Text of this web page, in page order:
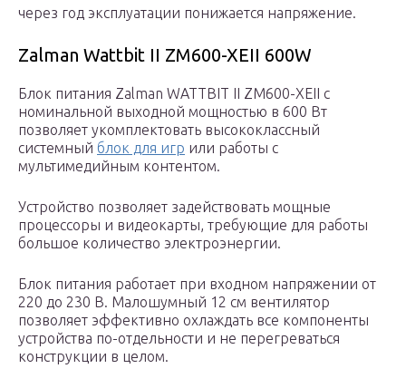
через год эксплуатации понижается напряжение.
Zalman Wattbit II ZM600-XEII 600W
Блок питания Zalman WATTBIT II ZM600-XEII с
номинальной выходной мощностью в 600 Вт
позволяет укомплектовать высококлассный
системный блок для игр или работы с
мультимедийным контентом.
Устройство позволяет задействовать мощные
процессоры и видеокарты, требующие для работы
большое количество электроэнергии.
Блок питания работает при входном напряжении от
220 до 230 В. Малошумный 12 см вентилятор
позволяет эффективно охлаждать все компоненты
устройства по-отдельности и не перегреваться
конструкции в целом.